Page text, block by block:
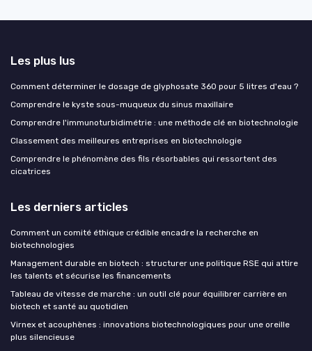
Les plus lus
Comment déterminer le dosage de glyphosate 360 pour 5 litres d'eau ?
Comprendre le kyste sous-muqueux du sinus maxillaire
Comprendre l'immunoturbidimétrie : une méthode clé en biotechnologie
Classement des meilleures entreprises en biotechnologie
Comprendre le phénomène des fils résorbables qui ressortent des
cicatrices
Les derniers articles
Comment un comité éthique crédible encadre la recherche en
biotechnologies
Management durable en biotech : structurer une politique RSE qui attire
les talents et sécurise les financements
Tableau de vitesse de marche : un outil clé pour équilibrer carrière en
biotech et santé au quotidien
Virnex et acouphènes : innovations biotechnologiques pour une oreille
plus silencieuse